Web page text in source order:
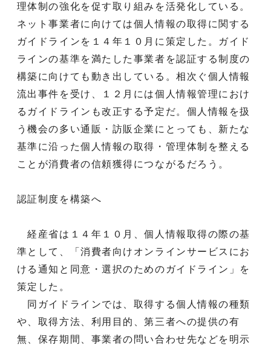
理体制の強化を促す取り組みを活発化している。
ネット事業者に向けては個人情報の取得に関する
ガイドラインを１４年１０月に策定した。ガイド
ラインの基準を満たした事業者を認証する制度の
構築に向けても動き出している。相次ぐ個人情報
流出事件を受け、１２月には個人情報管理におけ
るガイドラインも改正する予定だ。個人情報を扱
う機会の多い通販・訪販企業にとっても、新たな
基準に沿った個人情報の取得・管理体制を整える
ことが消費者の信頼獲得につながるだろう。
認証制度を構築へ
経産省は１４年１０月、個人情報取得の際の基
準として、「消費者向けオンラインサービスにお
ける通知と同意・選択のためのガイドライン」を
策定した。
同ガイドラインでは、取得する個人情報の種類
や、取得方法、利用目的、第三者への提供の有
無、保存期間、事業者の問い合わせ先などを明示